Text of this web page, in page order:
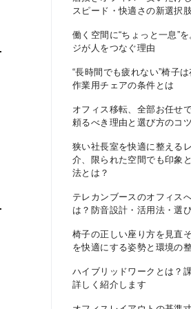
スピード・快適さの新選択肢
働く空間に“ちょっと一息”
ジが人をつなぐ理由
“長時間でも疲れない”椅子
作業用チェアの条件とは
オフィス移転、全部お任せ
頼るべき理由と選び方のコツ
狭い社長室を快適に整える
介、限られた空間でも印象
法とは？
テレカンブースのオフィス
は？防音設計・活用法・選
椅子の正しい座り方を見直
を快適にする姿勢と環境の
ハイブリッドワークとは？
詳しく紹介します